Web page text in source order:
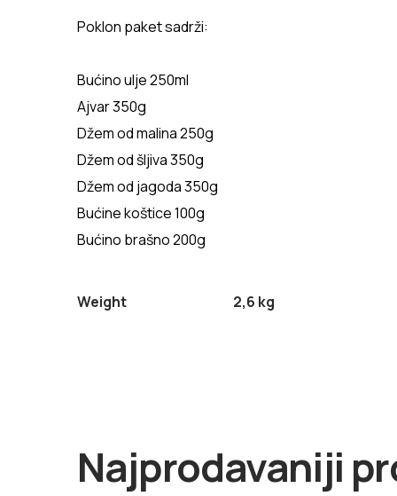
Poklon paket sadrži:
Bućino ulje 250ml
Ajvar 350g
Džem od malina 250g
Džem od šljiva 350g
Džem od jagoda 350g
Bućine koštice 100g
Bućino brašno 200g
Weight 2,6 kg
Najprodavaniji